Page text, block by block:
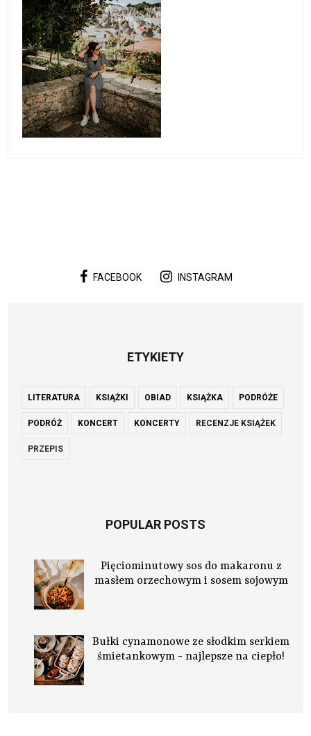
FACEBOOK INSTAGRAM
ETYKIETY
LITERATURA KSIĄŻKI OBIAD KSIĄŻKA PODRÓŻE
PODRÓŻ KONCERT KONCERTY RECENZJE KSIĄŻEK
PRZEPIS
POPULAR POSTS
Pięciominutowy sos do makaronu z
masłem orzechowym i sosem sojowym
Bułki cynamonowe ze słodkim serkiem
śmietankowym - najlepsze na ciepło!